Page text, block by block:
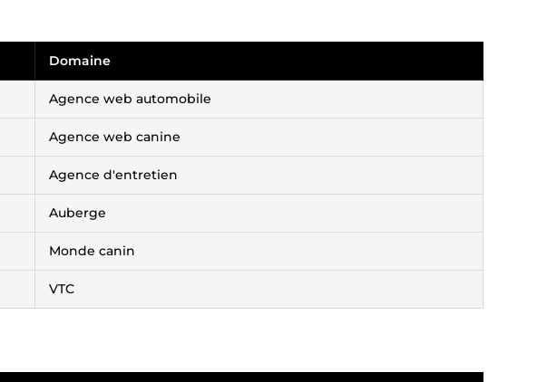
Domaine
Agence web automobile
Agence web canine
Agence d'entretien
Auberge
Monde canin
VTC